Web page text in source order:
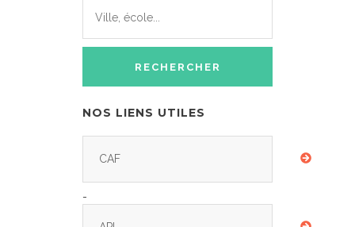
NOS LIENS UTILES
CAF
-